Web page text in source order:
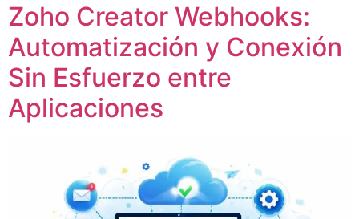
Zoho Creator Webhooks:
Automatización y Conexión
Sin Esfuerzo entre
Aplicaciones